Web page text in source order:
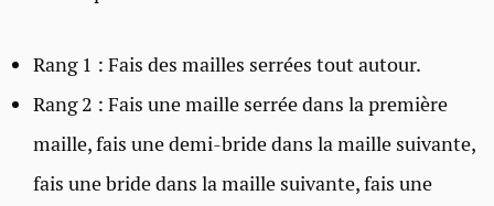
Rang 1 : Fais des mailles serrées tout autour.
Rang 2 : Fais une maille serrée dans la première
maille, fais une demi-bride dans la maille suivante,
fais une bride dans la maille suivante, fais une